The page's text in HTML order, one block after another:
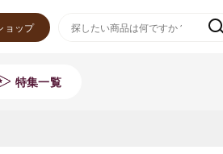
ョップ
特集一覧